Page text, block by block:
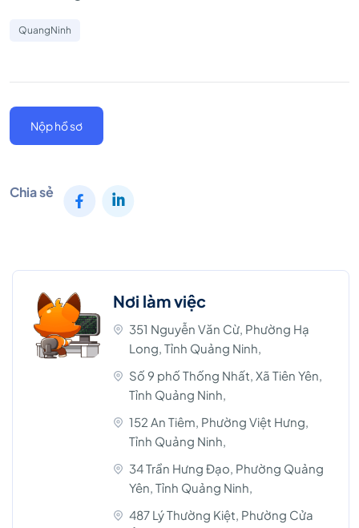
QuangNinh
Nộp hồ sơ
Chia sẻ
Nơi làm việc
351 Nguyễn Văn Cừ, Phường Hạ
Long, Tỉnh Quảng Ninh,
Số 9 phố Thống Nhất, Xã Tiên Yên,
Tỉnh Quảng Ninh,
152 An Tiêm, Phường Việt Hưng,
Tỉnh Quảng Ninh,
34 Trần Hưng Đạo, Phường Quảng
Yên, Tỉnh Quảng Ninh,
487 Lý Thường Kiệt, Phường Cửa